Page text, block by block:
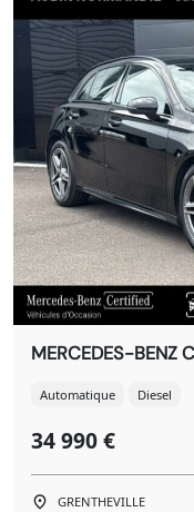
MERCEDES-BENZ
Automatique Diesel
34 990 €
GRENTHEVILLE